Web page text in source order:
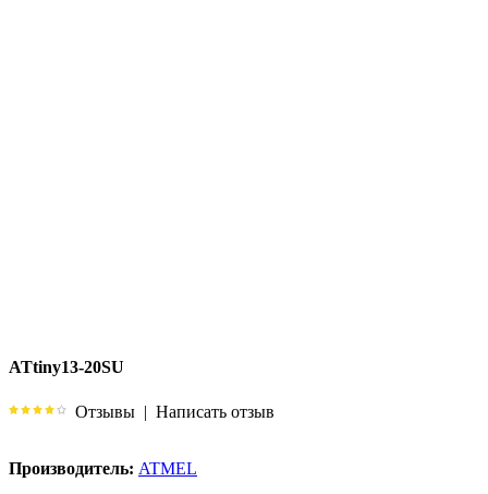
ATtiny13-20SU
Отзывы | Написать отзыв
Производитель: ATMEL